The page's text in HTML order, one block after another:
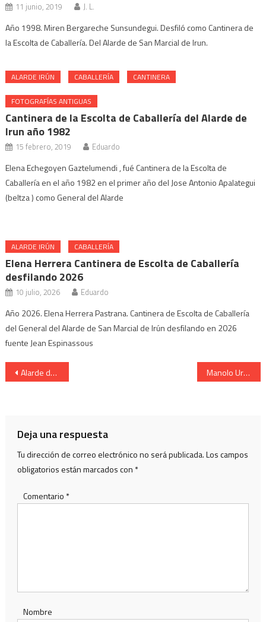
11 junio, 2019 J. L.
Año 1998. Miren Bergareche Sunsundegui. Desfiló como Cantinera de
la Escolta de Caballería. Del Alarde de San Marcial de Irun.
ALARDE IRÚN CABALLERÍA CANTINERA
FOTOGRAFÍAS ANTIGUAS
Cantinera de la Escolta de Caballería del Alarde de
Irun año 1982
15 febrero, 2019 Eduardo
Elena Echegoyen Gaztelumendi , fué Cantinera de la Escolta de
Caballería en el año 1982 en el primer año del Jose Antonio Apalategui
(beltza ) como General del Alarde
ALARDE IRÚN CABALLERÍA
Elena Herrera Cantinera de Escolta de Caballería
desfilando 2026
10 julio, 2026 Eduardo
Año 2026. Elena Herrera Pastrana. Cantinera de Escolta de Caballería
del General del Alarde de San Marcial de Irún desfilando en 2026
fuente Jean Espinassous
Navegación
Alarde de San Marcial de Irun. Cantinera de Caballeria. Manolo Urcelay Comandante Alarde de San Marcial 1907
Deja una respuesta
Tu dirección de correo electrónico no será publicada.Los campos
obligatorios están marcados con *
Comentario *
Nombre